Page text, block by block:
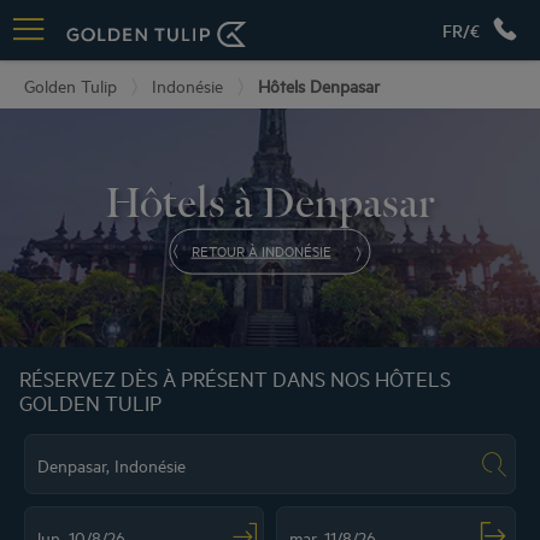
FR/€
Golden Tulip Indonésie Hôtels Denpasar
Hôtels à Denpasar
RETOUR À INDONÉSIE
RÉSERVEZ DÈS À PRÉSENT DANS NOS HÔTELS
GOLDEN TULIP